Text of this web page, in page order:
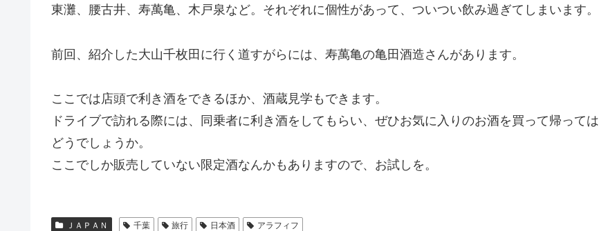
東灘、腰古井、寿萬亀、木戸泉など。それぞれに個性があって、ついつい飲み過ぎてしまいます。
前回、紹介した大山千枚田に行く道すがらには、寿萬亀の亀田酒造さんがあります。
ここでは店頭で利き酒をできるほか、酒蔵見学もできます。
ドライブで訪れる際には、同乗者に利き酒をしてもらい、ぜひお気に入りのお酒を買って帰っては
どうでしょうか。
ここでしか販売していない限定酒なんかもありますので、お試しを。
ＪＡＰＡＮ 千葉 旅行 日本酒 アラフィフ